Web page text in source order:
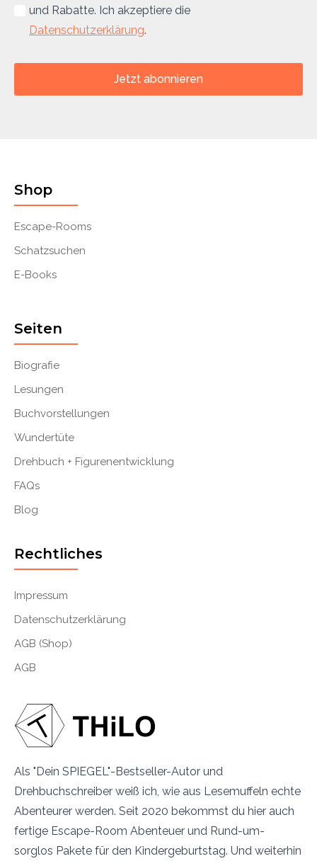
und Rabatte. Ich akzeptiere die
Datenschutzerklärung.
Jetzt abonnieren
Als "Dein SPIEGEL"-Bestseller-Autor und
Drehbuchschreiber weiß ich, wie aus Lesemuffeln echte
Abenteurer werden. Seit 2020 bekommst du hier auch
fertige Escape-Room Abenteuer und Rund-um-
sorglos Pakete für den Kindergeburtstag. Und weiterhin
Shop
Escape-Rooms
Schatzsuchen
E-Books
Seiten
Biografie
Lesungen
Buchvorstellungen
Wundertüte
Drehbuch + Figurenentwicklung
FAQs
Blog
Rechtliches
Impressum
Datenschutzerklärung
AGB (Shop)
AGB